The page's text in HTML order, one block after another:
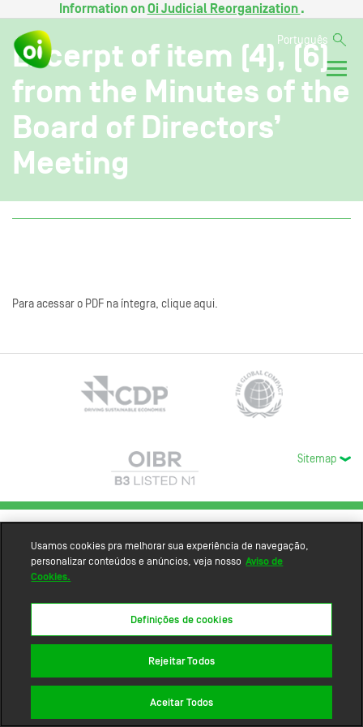
Information onOi Judicial Reorganization .
Português
Excerpt of item (4), (6)
from the Minutes of the
Board of Directors’
Meeting
Para acessar o PDF na íntegra, clique aqui.
Sitemap
Usamos cookies pra melhorar sua experiência de navegação,
personalizar conteúdos e anúncios, veja nosso Aviso de
Cookies.
Definições de cookies
Rejeitar Todos
Aceitar Todos